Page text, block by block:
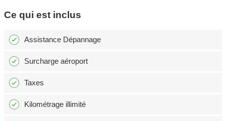
Ce qui est inclus
Assistance Dépannage
Surcharge aéroport
Taxes
Kilométrage illimité